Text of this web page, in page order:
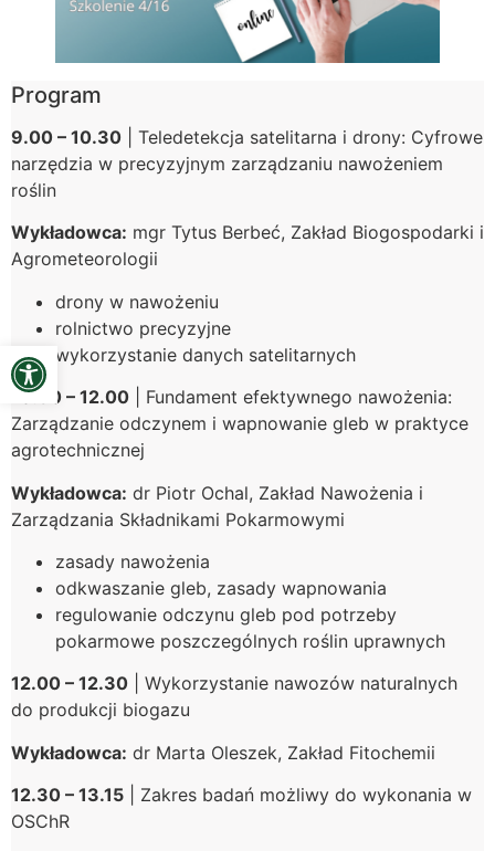
Open toolbar
Program
9.00 – 10.30 | Teledetekcja satelitarna i drony: Cyfrowe
narzędzia w precyzyjnym zarządzaniu nawożeniem
roślin
Wykładowca: mgr Tytus Berbeć, Zakład Biogospodarki i
Agrometeorologii
drony w nawożeniu
rolnictwo precyzyjne
wykorzystanie danych satelitarnych
10.30 – 12.00 | Fundament efektywnego nawożenia:
Zarządzanie odczynem i wapnowanie gleb w praktyce
agrotechnicznej
Wykładowca: dr Piotr Ochal, Zakład Nawożenia i
Zarządzania Składnikami Pokarmowymi
zasady nawożenia
odkwaszanie gleb, zasady wapnowania
regulowanie odczynu gleb pod potrzeby
pokarmowe poszczególnych roślin uprawnych
12.00 – 12.30 | Wykorzystanie nawozów naturalnych
do produkcji biogazu
Wykładowca: dr Marta Oleszek, Zakład Fitochemii
12.30 – 13.15 | Zakres badań możliwy do wykonania w
OSChR